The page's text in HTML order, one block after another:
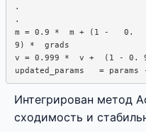
.
.
m = 0.9 *  m + (1 -   0.
9) *  grads
v = 0.999 *  v +  (1 - 0.
Интегрирован метод
сходимость и